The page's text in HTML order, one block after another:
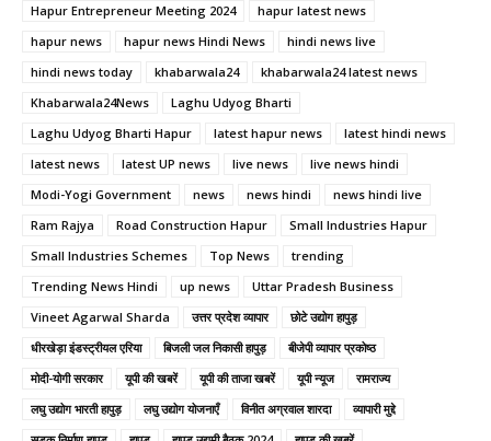
Hapur Entrepreneur Meeting 2024
hapur latest news
hapur news
hapur news Hindi News
hindi news live
hindi news today
khabarwala24
khabarwala24 latest news
Khabarwala24News
Laghu Udyog Bharti
Laghu Udyog Bharti Hapur
latest hapur news
latest hindi news
latest news
latest UP news live news
live news hindi
Modi-Yogi Government
news news hindi
news hindi live
Ram Rajya
Road Construction Hapur
Small Industries Hapur
Small Industries Schemes
Top News
trending
Trending News Hindi
up news
Uttar Pradesh Business
Vineet Agarwal Sharda
उत्तर प्रदेश व्यापार
छोटे उद्योग हापुड़
धीरखेड़ा इंडस्ट्रीयल एरिया
बिजली जल निकासी हापुड़
बीजेपी व्यापार प्रकोष्ठ
मोदी-योगी सरकार
यूपी की खबरें यूपी की ताजा खबरें यूपी न्यूज
रामराज्य
लघु उद्योग भारती हापुड़
लघु उद्योग योजनाएँ विनीत अग्रवाल शारदा
व्यापारी मुद्दे